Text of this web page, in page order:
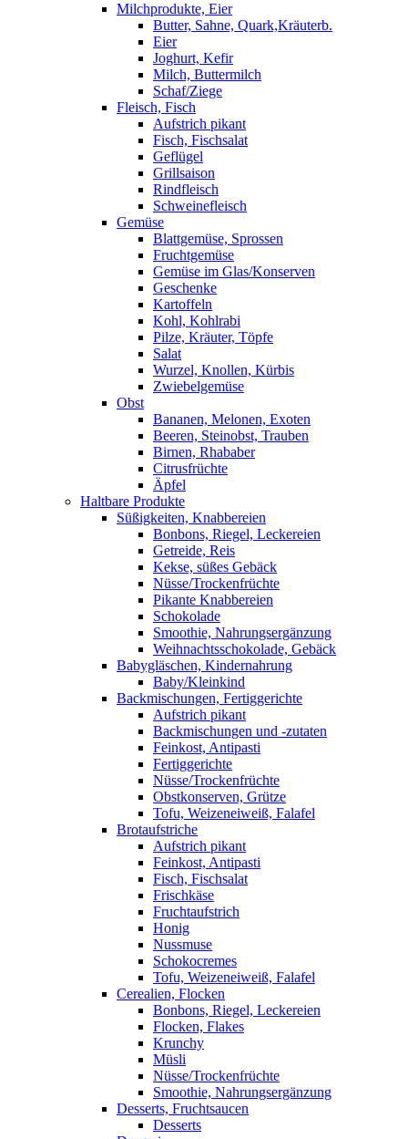
Milchprodukte, Eier
Butter, Sahne, Quark,Kräuterb.
Eier
Joghurt, Kefir
Milch, Buttermilch
Schaf/Ziege
Fleisch, Fisch
Aufstrich pikant
Fisch, Fischsalat
Geflügel
Grillsaison
Rindfleisch
Schweinefleisch
Gemüse
Blattgemüse, Sprossen
Fruchtgemüse
Gemüse im Glas/Konserven
Geschenke
Kartoffeln
Kohl, Kohlrabi
Pilze, Kräuter, Töpfe
Salat
Wurzel, Knollen, Kürbis
Zwiebelgemüse
Obst
Bananen, Melonen, Exoten
Beeren, Steinobst, Trauben
Birnen, Rhababer
Citrusfrüchte
Äpfel
Haltbare Produkte
Süßigkeiten, Knabbereien
Bonbons, Riegel, Leckereien
Getreide, Reis
Kekse, süßes Gebäck
Nüsse/Trockenfrüchte
Pikante Knabbereien
Schokolade
Smoothie, Nahrungsergänzung
Weihnachtsschokolade, Gebäck
Babygläschen, Kindernahrung
Baby/Kleinkind
Backmischungen, Fertiggerichte
Aufstrich pikant
Backmischungen und -zutaten
Feinkost, Antipasti
Fertiggerichte
Nüsse/Trockenfrüchte
Obstkonserven, Grütze
Tofu, Weizeneiweiß, Falafel
Brotaufstriche
Aufstrich pikant
Feinkost, Antipasti
Fisch, Fischsalat
Frischkäse
Fruchtaufstrich
Honig
Nussmuse
Schokocremes
Tofu, Weizeneiweiß, Falafel
Cerealien, Flocken
Bonbons, Riegel, Leckereien
Flocken, Flakes
Krunchy
Müsli
Nüsse/Trockenfrüchte
Smoothie, Nahrungsergänzung
Desserts, Fruchtsaucen
Desserts